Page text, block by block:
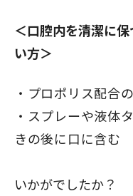
＜口腔内を清潔に
い方＞
プロポリス配合
スプレーや液体
きの後に口に含む
いかがでしたか？